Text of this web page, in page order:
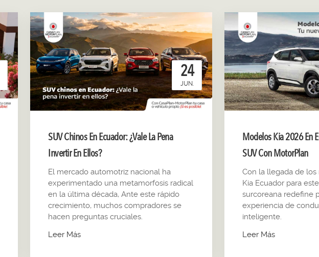
24
JUN.
SUV Chinos En Ecuador: ¿Vale La Pena
Invertir En Ellos?
El mercado automotriz nacional ha
experimentado una metamorfosis radical
en la última década, Ante este rápido
crecimiento, muchos compradores se
hacen preguntas cruciales.
Leer Más
Modelos Kia 2026 En
SUV Con MotorPlan
Con la llegada de
Kia Ecuador para
surcoreana redefine
experiencia de
inteligente.
Leer Más